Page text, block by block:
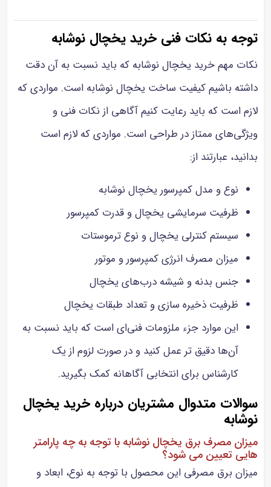
توجه به نکات فنی خرید یخچال نوشابه
نکات مهم خرید یخچال نوشابه که باید نسبت به آن دقت
داشته باشیم کیفیت ساخت یخچال نوشابه است. مواردی که
لازم است که باید رعایت کنیم آگاهی از نکات فنی و
ویژگی‌های ممتاز در طراحی است. مواردی که لازم است
بدانید، عبارتند از:
نوع و مدل کمپرسور یخچال نوشابه
ظرفیت سرمایشی یخچال و قدرت کمپرسور
سیستم کنترلی یخچال و نوع ترموستات
میزان مصرف انرژی کمپرسور و موتور
جنس بدنه و شیشه درب‌های یخچال
ظرفیت ذخیره سازی و تعداد طبقات یخچال
این موارد جزء ملزومات فنی‌ای است که باید نسبت به
آن‌ها دقیق‌ تر عمل کنید و در صورت لزوم از یک
کارشناس برای انتخابی آگاهانه کمک بگیرید.
سوالات متدوال مشتریان درباره خرید یخچال
نوشابه
میزان مصرف برق یخچال نوشابه با توجه به چه پارامتر
هایی تعیین می شود؟
میزان برق مصرفی این محصول با توجه به نوع، ابعاد و